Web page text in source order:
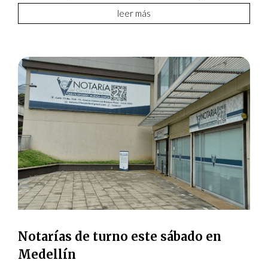
leer más
Notarías de turno este sábado en
Medellín